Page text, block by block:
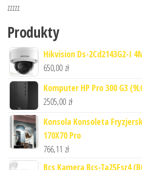
zzzzz
Produkty
Hikvision Ds-2Cd2143G2-I
650,00 zł
Komputer HP Pro 300 G3
2505,00 zł
Konsola Konsoleta
170X70 Pro
766,11 zł
Bcs Kamera Bcs-Ta25Fsr4